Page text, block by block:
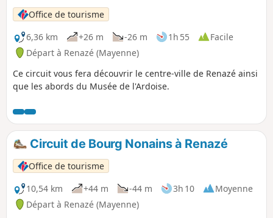
Office de tourisme
6,36 km
+26 m -26 m 1h 55
Facile
Départ à Renazé (Mayenne)
Ce circuit vous fera découvrir le centre-ville de Renazé ainsi
que les abords du Musée de l'Ardoise.
Circuit de Bourg Nonains à Renazé
Office de tourisme
10,54 km
+44 m -44 m 3h 10
Moyenne
Départ à Renazé (Mayenne)